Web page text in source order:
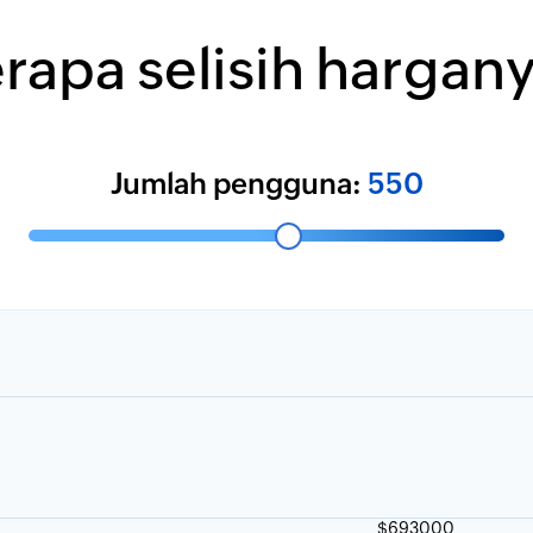
selisih
Jumlah pengguna: 550
$693000